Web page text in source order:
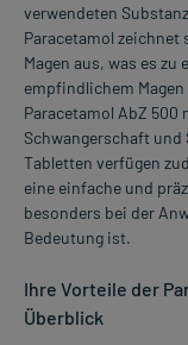
verwendeten
Paracetamol zeichnet
Magen aus, was es
empfindlichem
Paracetamol AbZ 500
Schwangerschaft und
Tabletten verfügen
eine einfache und
besonders bei der
Bedeutung ist.
Ihre Vorteile der
Überblick